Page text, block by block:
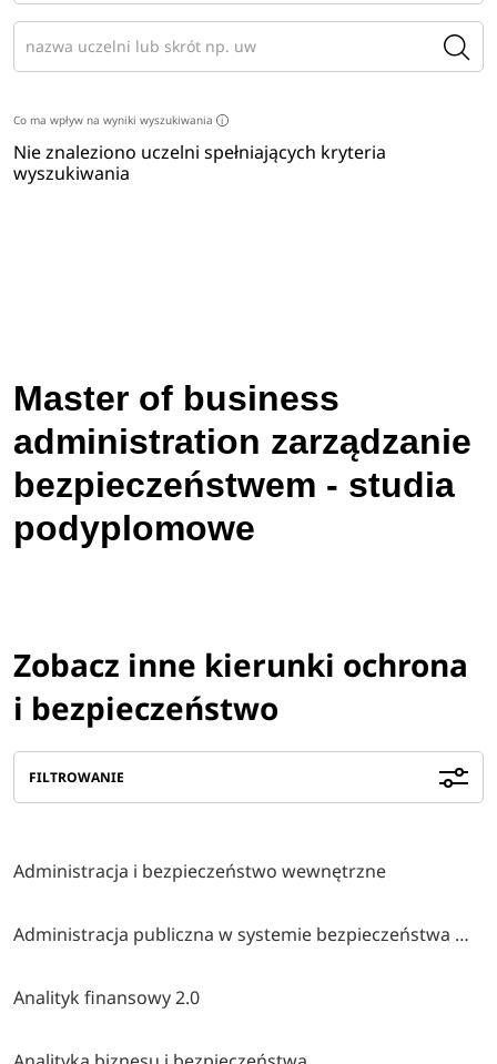
Co ma wpływ na wyniki wyszukiwania i
Nie znaleziono uczelni spełniających kryteria
wyszukiwania
Master of business
administration zarządzanie
bezpieczeństwem - studia
podyplomowe
Zobacz inne kierunki ochrona
i bezpieczeństwo
FILTROWANIE
Administracja i bezpieczeństwo wewnętrzne
Administracja publiczna w systemie bezpieczeństwa wewnętrznego
Analityk finansowy 2.0